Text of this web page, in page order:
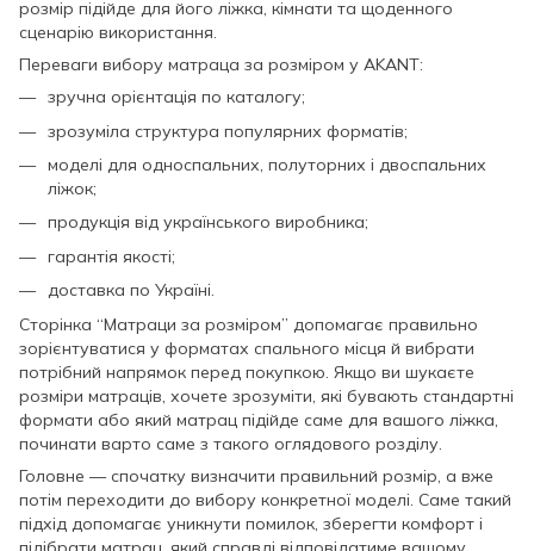
розмір підійде для його ліжка, кімнати та щоденного
сценарію використання.
Переваги вибору матраца за розміром у AKANT:
зручна орієнтація по каталогу;
зрозуміла структура популярних форматів;
моделі для односпальних, полуторних і двоспальних
ліжок;
продукція від українського виробника;
гарантія якості;
доставка по Україні.
Сторінка “Матраци за розміром” допомагає правильно
зорієнтуватися у форматах спального місця й вибрати
потрібний напрямок перед покупкою. Якщо ви шукаєте
розміри матраців, хочете зрозуміти, які бувають стандартні
формати або який матрац підійде саме для вашого ліжка,
починати варто саме з такого оглядового розділу.
Головне — спочатку визначити правильний розмір, а вже
потім переходити до вибору конкретної моделі. Саме такий
підхід допомагає уникнути помилок, зберегти комфорт і